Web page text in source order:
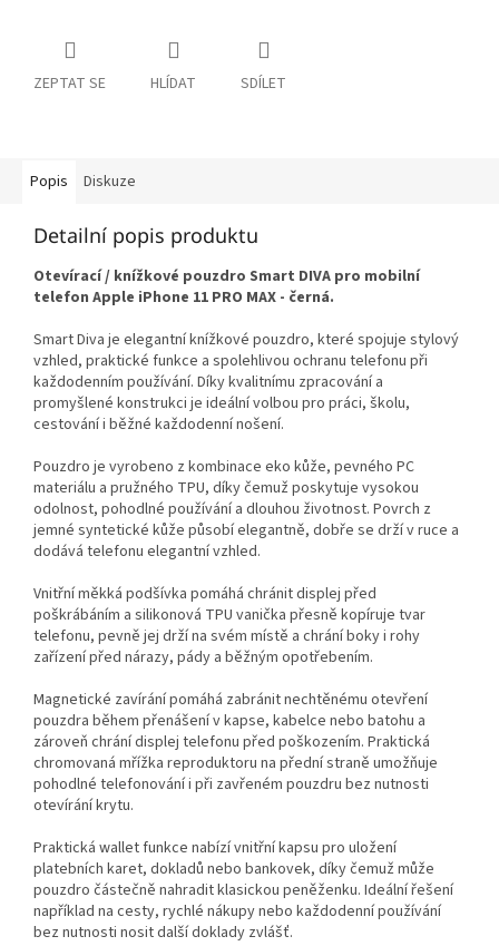
ZEPTAT SE HLÍDAT SDÍLET
Popis Diskuze
Detailní popis produktu
Otevírací / knížkové pouzdro Smart DIVA pro mobilní
telefon Apple iPhone 11 PRO MAX - černá.
Smart Diva je elegantní knížkové pouzdro, které spojuje stylový
vzhled, praktické funkce a spolehlivou ochranu telefonu při
každodenním používání. Díky kvalitnímu zpracování a
promyšlené konstrukci je ideální volbou pro práci, školu,
cestování i běžné každodenní nošení.
Pouzdro je vyrobeno z kombinace eko kůže, pevného PC
materiálu a pružného TPU, díky čemuž poskytuje vysokou
odolnost, pohodlné používání a dlouhou životnost. Povrch z
jemné syntetické kůže působí elegantně, dobře se drží v ruce a
dodává telefonu elegantní vzhled.
Vnitřní měkká podšívka pomáhá chránit displej před
poškrábáním a silikonová TPU vanička přesně kopíruje tvar
telefonu, pevně jej drží na svém místě a chrání boky i rohy
zařízení před nárazy, pády a běžným opotřebením.
Magnetické zavírání pomáhá zabránit nechtěnému otevření
pouzdra během přenášení v kapse, kabelce nebo batohu a
zároveň chrání displej telefonu před poškozením. Praktická
chromovaná mřížka reproduktoru na přední straně umožňuje
pohodlné telefonování i při zavřeném pouzdru bez nutnosti
otevírání krytu.
Praktická wallet funkce nabízí vnitřní kapsu pro uložení
platebních karet, dokladů nebo bankovek, díky čemuž může
pouzdro částečně nahradit klasickou peněženku. Ideální řešení
například na cesty, rychlé nákupy nebo každodenní používání
bez nutnosti nosit další doklady zvlášť.